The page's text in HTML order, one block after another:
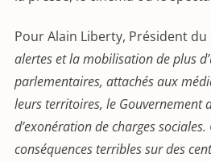
Pour Alain Liberty, Président du
alertes et la mobilisation deplus
parlementaires, attachés aux
leurs territoires, le Gouvernement
d’exonération de charges
conséquences terribles sur des